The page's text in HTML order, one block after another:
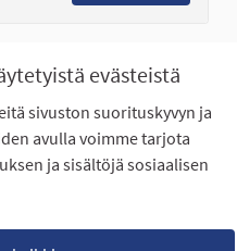
evästeistä
sivuston suorituskyvyn ja
avulla voimme tarjota
ja sisältöjä sosiaalisen
Näytä kaikki peruutetut ideat
kysytyt kysymykset